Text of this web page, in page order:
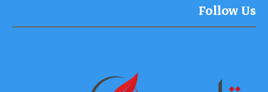
Follow Us